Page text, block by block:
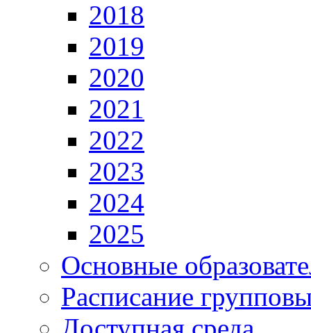
2018
2019
2020
2021
2022
2023
2024
2025
Основные
Расписание